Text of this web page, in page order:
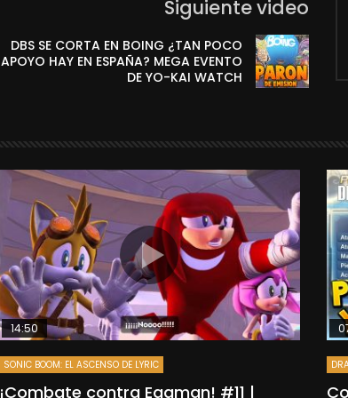
Siguiente video
DBS SE CORTA EN BOING ¿TAN POCO
APOYO HAY EN ESPAÑA? MEGA EVENTO
DE YO-KAI WATCH
14:50
SONIC BOOM: EL ASCENSO DE LYRIC
¡Combate contra Eggman! #11 |